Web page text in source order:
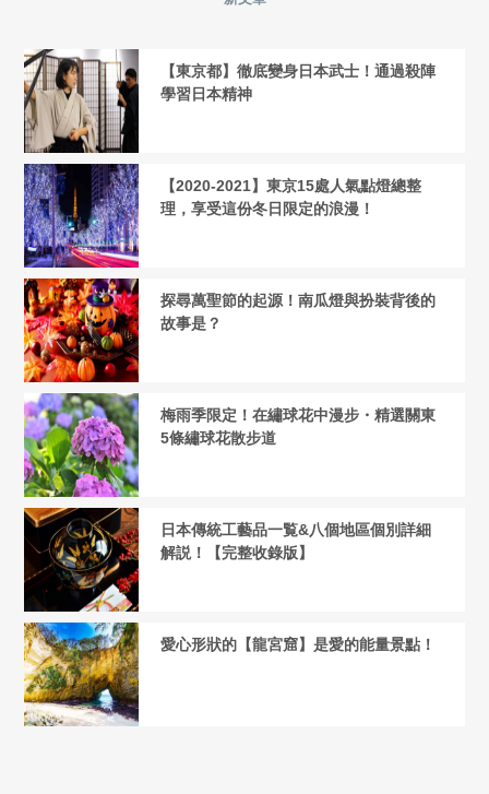
【東京都】徹底變身日本武士！通過殺陣
學習日本精神
【2020-2021】東京15處人氣點燈總整
理，享受這份冬日限定的浪漫！
探尋萬聖節的起源！南瓜燈與扮裝背後的
故事是？
梅雨季限定！在繡球花中漫步・精選關東
5條繡球花散步道
日本傳統工藝品一覧&八個地區個別詳細
解説！【完整收錄版】
愛心形狀的【龍宮窟】是愛的能量景點！